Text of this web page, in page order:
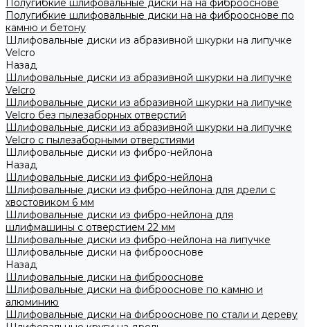
Полугибкие шлифовальные диски на на фиброоснове
Полугибкие шлифовальные диски на на фиброоснове по
камню и бетону
Шлифовальные диски из абразивной шкурки на липучке
Velcro
Назад
Шлифовальные диски из абразивной шкурки на липучке
Velcro
Шлифовальные диски из абразивной шкурки на липучке
Velcro без пылезаборных отверстий
Шлифовальные диски из абразивной шкурки на липучке
Velcro с пылезаборными отверстиями
Шлифовальные диски из фибро-нейлона
Назад
Шлифовальные диски из фибро-нейлона
Шлифовальные диски из фибро-нейлона для дрели с
хвостовиком 6 мм
Шлифовальные диски из фибро-нейлона для
шлифмашины с отверстием 22 мм
Шлифовальные диски из фибро-нейлона на липучке
Шлифовальные диски на фиброоснове
Назад
Шлифовальные диски на фиброоснове
Шлифовальные диски на фиброоснове по камню и
алюминию
Шлифовальные диски на фиброоснове по стали и дереву